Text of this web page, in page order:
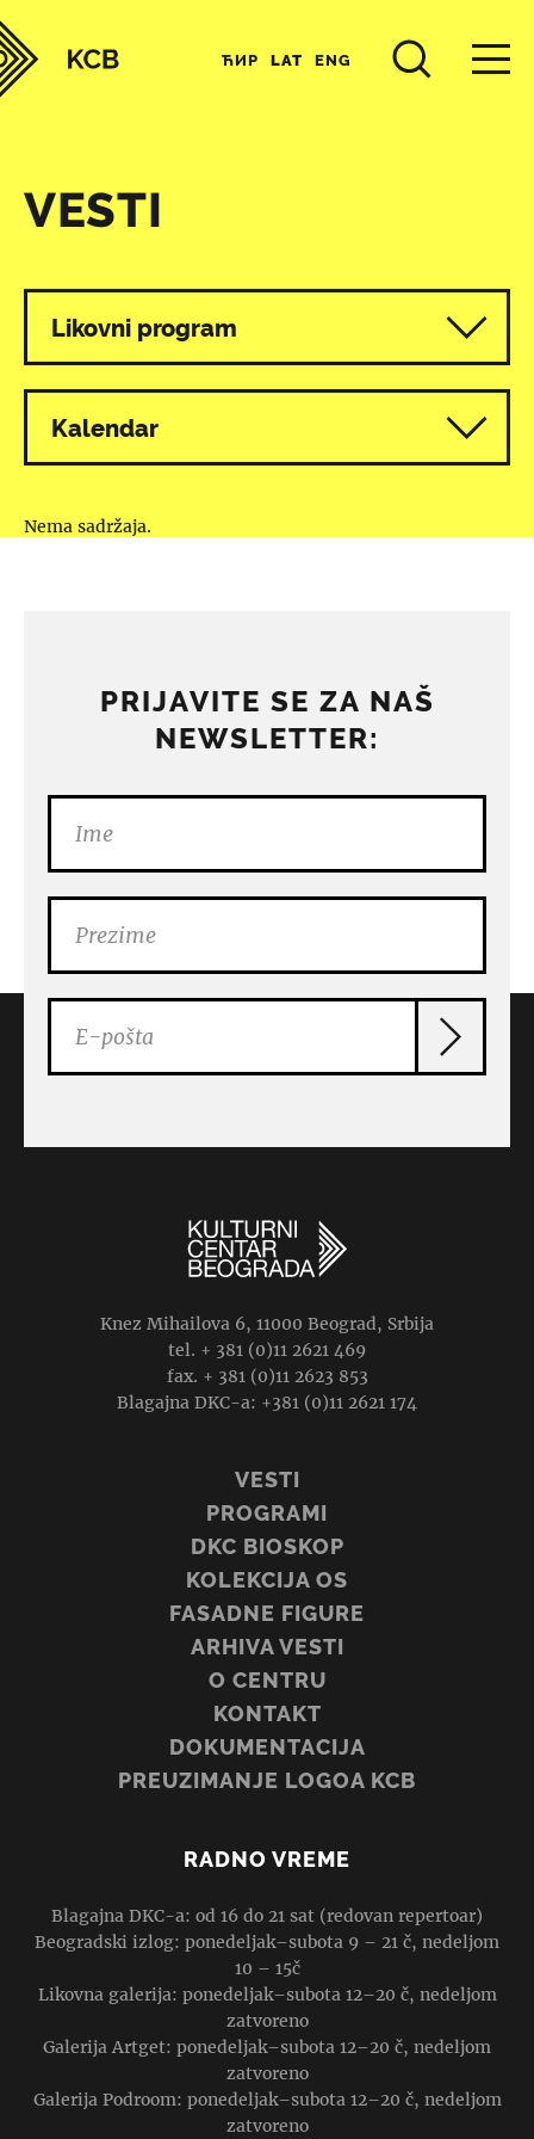
ЋИР LAT ENG
VESTI
Svi programi
Likovni program
Kalendar
Nema sadržaja.
PRIJAVITE SE ZA NAŠ
NEWSLETTER:
Knez Mihailova 6, 11000 Beograd, Srbija
tel. + 381 (0)11 2621 469
fax. + 381 (0)11 2623 853
Blagajna DKC-a: +381 (0)11 2621 174
VESTI
PROGRAMI
DKC BIOSKOP
KOLEKCIJA OS
FASADNE FIGURE
ARHIVA VESTI
O CENTRU
KONTAKT
DOKUMENTACIJA
PREUZIMANJE LOGOA KCB
RADNO VREME
Blagajna DKC-a: od 16 do 21 sat (redovan repertoar)
Beogradski izlog: ponedeljak–subota 9 – 21 č, nedeljom
10 – 15č
Likovna galerija: ponedeljak–subota 12–20 č, nedeljom
zatvoreno
Galerija Artget: ponedeljak–subota 12–20 č, nedeljom
zatvoreno
Galerija Podroom: ponedeljak–subota 12–20 č, nedeljom
zatvoreno